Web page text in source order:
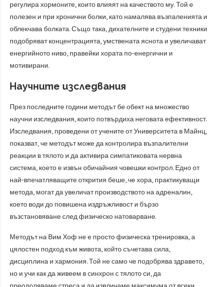
регулира хормоните, които влияят на качеството му. Той е
полезен и при хронични болки, като намалява възпаленията и
облекчава болката. Също така, дихателните и студени техники
подобряват концентрацията, умствената яснота и увеличават
енергийното ниво, правейки хората по-енергични и
мотивирани.
Научните изследвания
През последните години методът бе обект на множество
научни изследвания, които потвърдиха неговата ефективност.
Изследвания, проведени от учените от Университета в Майнц,
показват, че методът може да контролира възпалителни
реакции в тялото и да активира симпатиковата нервна
система, което е извън обичайния човешки контрол. Едно от
най-впечатляващите открития беше, че хора, практикуващи
метода, могат да увеличат производството на адреналин,
което води до повишена издръжливост и бързо
възстановяване след физическо натоварване.
Методът на Вим Хоф не е просто физическа тренировка, а
цялостен подход към живота, който съчетава сила,
дисциплина и хармония. Той не само че подобрява здравето,
но и учи как да живеем в синхрон с тялото си, да